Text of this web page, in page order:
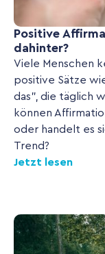
Positive
dahinter?
Viele Menschen
positive Sätze
das", die täglich
können
oder handelt es
Trend?
Jetzt lesen